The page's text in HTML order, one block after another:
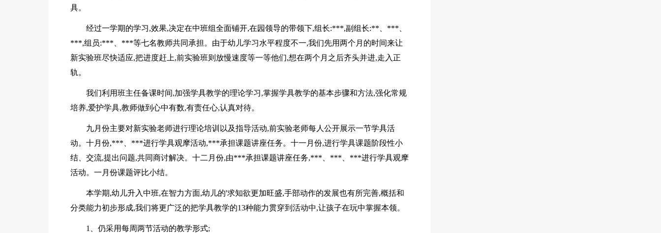
具。
经过一学期的学习,效果,决定在中班组全面铺开,在园领导的带领下,组长:***,副组长:**、***、
***,组员:***、***等七名教师共同承担。由于幼儿学习水平程度不一,我们先用两个月的时间来让
新实验班尽快适应,把进度赶上,前实验班则放慢速度等一等他们,想在两个月之后齐头并进,走入正
轨。
我们利用班主任备课时间,加强学具教学的理论学习,掌握学具教学的基本步骤和方法,强化常规
培养,爱护学具,教师做到心中有数,有责任心,认真对待。
九月份主要对新实验老师进行理论培训以及指导活动,前实验老师每人公开展示一节学具活
动。十月份,***、***进行学具观摩活动,***承担课题讲座任务。十一月份,进行学具课题阶段性小
结、交流,提出问题,共同商讨解决。十二月份,由***承担课题讲座任务,***、***、***进行学具观摩
活动。一月份课题评比小结。
本学期,幼儿升入中班,在智力方面,幼儿的'求知欲更加旺盛,手部动作的发展也有所完善,概括和
分类能力初步形成,我们将更广泛的把学具教学的13种能力贯穿到活动中,让孩子在玩中掌握本领。
1、仍采用每周两节活动的教学形式;